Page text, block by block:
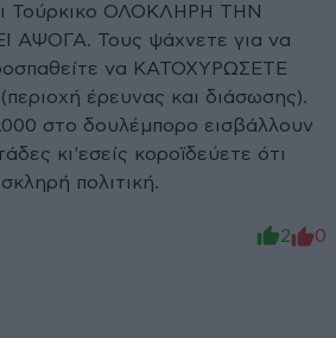
Τούρκικο ΟΛΟΚΛΗΡΗ ΤΗΝ
ΑΨΟΓΑ. Τους ψάχνετε για να
να ΚΑΤΟΧΥΡΩΣΕΤΕ
έρευνας και διάσωσης).
στο δουλέμπορο εισβάλλουν
κι'εσείς κοροϊδεύετε ότι
πολιτική.
2 0